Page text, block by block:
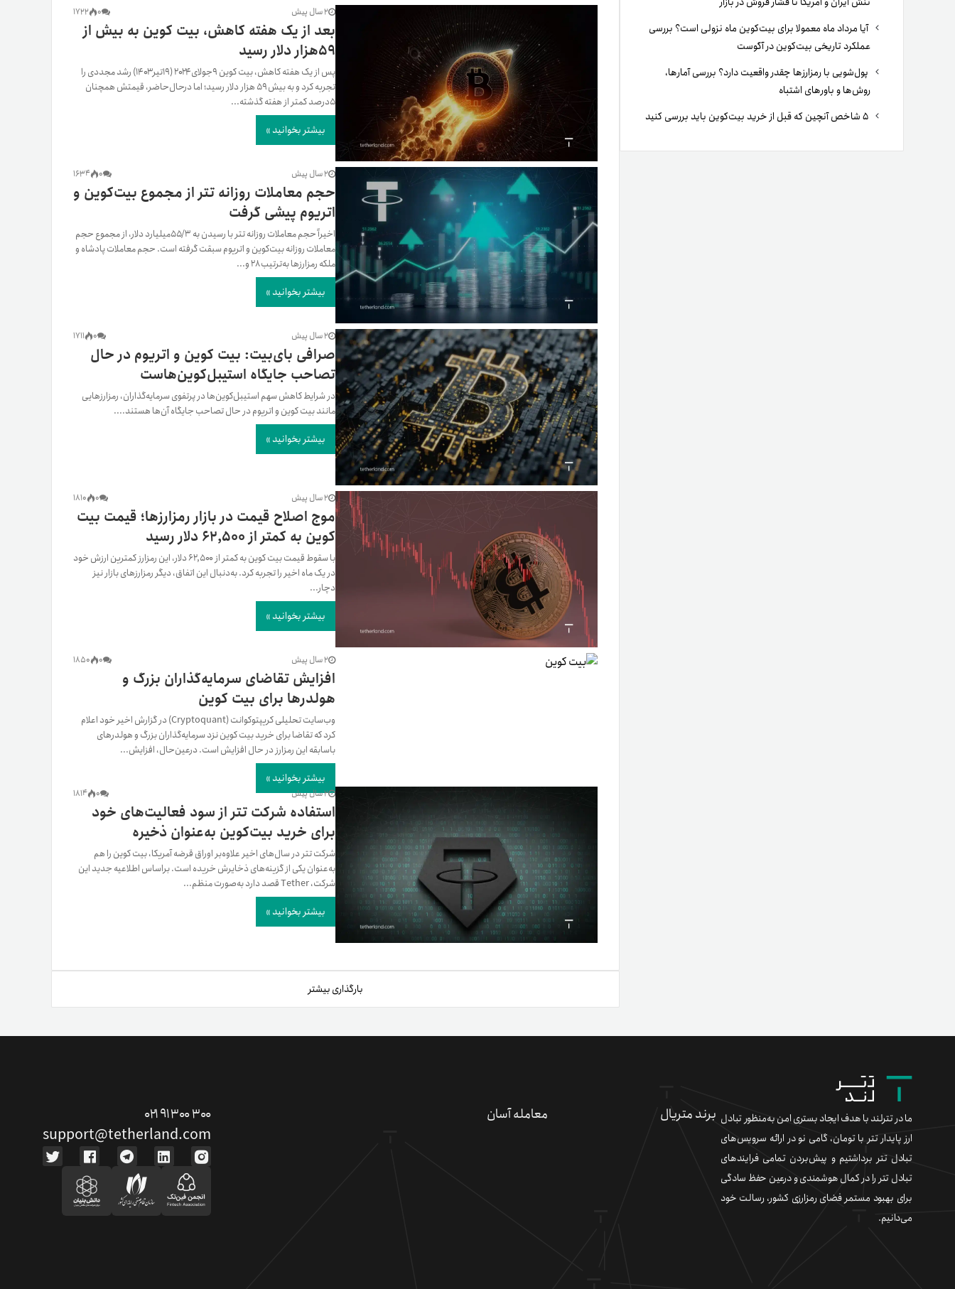
کسب درآمد میلیونی با دعوت دوستان
آیا مرداد ماه معمولا برای بیت‌کوین ماه نزولی است؟ بررسی
عملکرد تاریخی بیت‌کوین در آگوست
پول‌شویی با رمزارزها چقدر واقعیت دارد؟ بررسی آمارها،
روش‌ها و باورهای اشتباه
2 سال پیش 0
1722
بعد از یک هفته کاهش، بیت کوین به بیش از
۵۹هزار دلار رسید
پس از یک هفته کاهش، بیت کوین ۹جولای۲۰۲۴ (۱۹تیر۱۴۰۳) رشد مجددی را
تجربه کرد و به بیش ۵۹ هزار دلار رسید؛ اما در‌حال‌حاضر، قیمتش همچنان
۵درصد کمتر از هفته گذشته...
بیشتر بخوانید »
2 سال پیش 0
1634
حجم معاملات روزانه تتر از مجموع بیت‌کوین و
اتریوم پیشی گرفت
اخیراً حجم معاملات روزانه تتر با رسیدن به ۵۵/۳میلیارد دلار، از مجموع حجم
معاملات روزانه بیت‌کوین و اتریوم سبقت گرفته است. حجم معاملات پادشاه و
ملکه رمزارزها به‌ترتیب ۲۸ و...
بیشتر بخوانید »
2 سال پیش 0
1711
صرافی بای‌بیت: بیت کوین و اتریوم در حال
تصاحب جایگاه استیبل‌کوین‌هاست
در شرایط کاهش سهم استیبل‌کوین‌ها در پرتفوی سرمایه‌گذاران، رمزارزهایی
مانند بیت کوین و اتریوم در حال تصاحب جایگاه آن‌ها هستند....
بیشتر بخوانید »
2 سال پیش 0
1810
موج اصلاح قیمت در بازار رمزارزها؛ قیمت بیت
کوین به کمتر از ۶۲,۵۰۰ دلار رسید
با سقوط قیمت بیت کوین به کمتر از ۶۲,۵۰۰ دلار، این رمزارز کمترین ارزش خود
در یک ماه اخیر را تجربه کرد. به‌دنبال این اتفاق، دیگر رمزارزهای بازار نیز
دچار...
بیشتر بخوانید »
2 سال پیش 0
1850
افزایش تقاضای سرمایه‌گذاران بزرگ و
هولدرها برای بیت کوین
وب‌سایت تحلیلی کریپتوکوانت (Cryptoquant) در گزارش اخیر خود اعلام
کرد که تقاضا برای خرید بیت کوین نزد سرمایه‌گذاران بزرگ و هولدرهای
باسابقه این رمزارز در حال افزایش است. درعین‌حال، افزایش...
بیشتر بخوانید »
2 سال پیش 0
1814
استفاده شرکت تتر از سود فعالیت‌های خود
برای خرید بیت‌کوین به‌عنوان ذخیره
شرکت تتر در سال‌های اخیر علاوه‌بر اوراق قرضه آمریکا، بیت کوین را هم
به‌عنوان یکی از گزینه‌های ذخایرش خریده است. براساس اطلاعیه جدید این
شرکت‌، Tether قصد دارد به‌صورت منظم...
بیشتر بخوانید »
بارگذاری بیشتر
ما در تترلند با هدف ایجاد بستری امن به‌منظور تبادل
ارز پایدار تتر با تومان، گامی نو در ارائه سرویس‌های
تبادل تتر برداشتیم و پیش‌بردن تمامی فرایندهای
تبادل تتر را در کمال هوشمندی و درعین حفظ سادگی
برای بهبود مستمر فضای رمزارزی کشور، رسالت خود
می‌دانیم.
برند متریال معامله آسان ۰۲۱ ۹۱ ۳۰۰ ۳۰۰
support@tetherland.com